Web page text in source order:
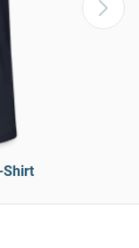
Shirt